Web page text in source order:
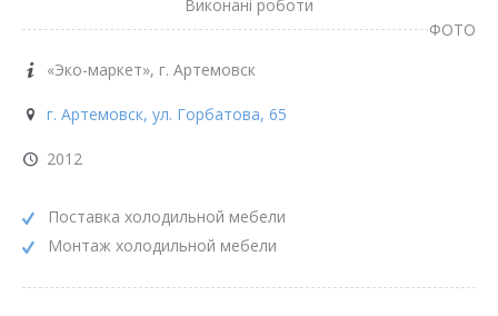
Виконані роботи
ФОТО
«Эко-маркет», г. Артемовск
г. Артемовск, ул. Горбатова, 65
2012
Поставка холодильной мебели
Монтаж холодильной мебели